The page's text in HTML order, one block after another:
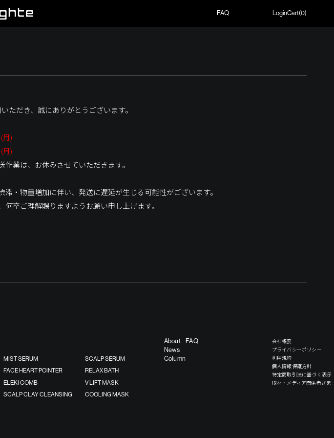
FAQ LoginCart(0)
ただき、誠にありがとうございます。
月)
月)
業は、お休みさせていただきます。
・物量増加に伴い、発送に遅延が生じる可能性がございます。
卒ご理解賜りますようお願い申し上げます。
MIST SERUM
FACE HEART POINTER
ELEKI COMB
SCALP CLAY CLEANSING
SCALP SERUM
RELAX BATH
V LIFT MASK
COOLING MASK
About
News
Column
FAQ
会社概要
プライバシーポリシー
利用規約
個人情報保護方針
特定商取引法に基づく表示
取材・メディア関係者さま